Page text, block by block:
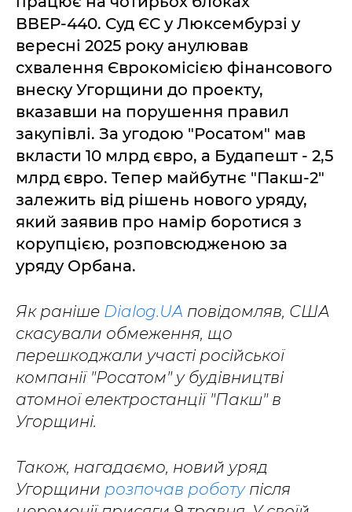
ВВЕР-440. Суд ЄС у Люксембурзі у
вересні 2025 року анулював
схвалення Єврокомісією фінансового
внеску Угорщини до проекту,
вказавши на порушення правил
закупівлі. За угодою "Росатом" мав
вкласти 10 млрд євро, а Будапешт - 2,5
млрд євро. Тепер майбутнє "Пакш-2"
залежить від рішень нового уряду,
який заявив про намір боротися з
корупцією, розповсюдженою за
уряду Орбана.
Як раніше Dialog.UA повідомляв, США
скасували обмеження, що
перешкоджали участі російської
компанії "Росатом" у будівництві
атомної електростанції "Пакш" в
Угорщині.
Також, нагадаємо, новий уряд
Угорщини розпочав роботупісля